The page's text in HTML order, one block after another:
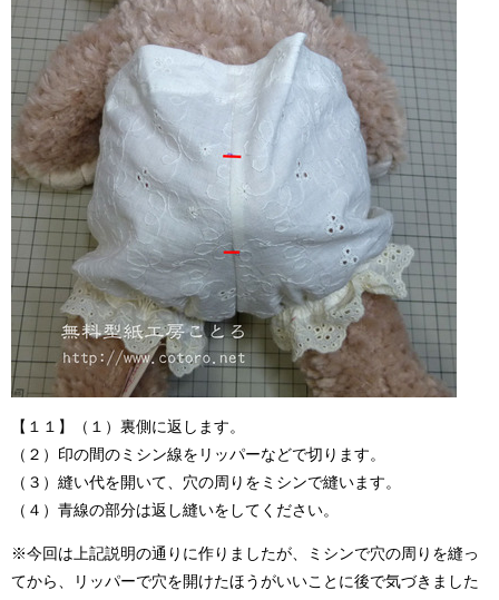
【１１】（１）裏側に返します。
（２）印の間のミシン線をリッパーなどで切ります。
（３）縫い代を開いて、穴の周りをミシンで縫います。
（４）青線の部分は返し縫いをしてください。
※今回は上記説明の通りに作りましたが、ミシンで穴の周りを縫っ
てから、リッパーで穴を開けたほうがいいことに後で気づきました